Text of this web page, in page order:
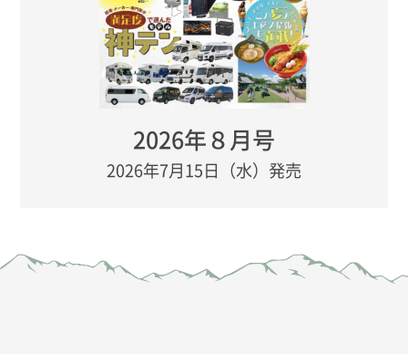
2026年８月号
2026年7月15日（水）発売